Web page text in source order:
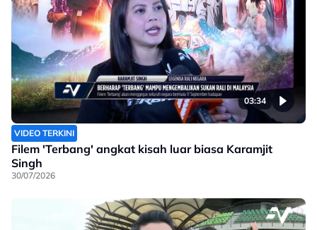
03:34
VIDEO TERKINI
Filem 'Terbang' angkat kisah luar biasa Karamjit
Singh
30/07/2026